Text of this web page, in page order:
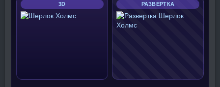
3D РАЗВЕРТКА